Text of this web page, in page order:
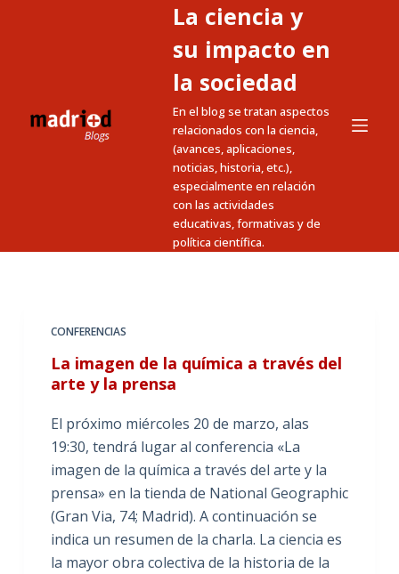
n
La ciencia y
su impacto en
la sociedad
En el blog se tratan aspectos
relacionados con la ciencia,
(avances, aplicaciones,
noticias, historia, etc.),
especialmente en relación
con las actividades
educativas, formativas y de
política científica.
CONFERENCIAS
La imagen de la química a través del
arte y la prensa
El próximo miércoles 20 de marzo, alas
19:30, tendrá lugar al conferencia «La
imagen de la química a través del arte y la
prensa» en la tienda de National Geographic
(Gran Via, 74; Madrid). A continuación se
indica un resumen de la charla. La ciencia es
la mayor obra colectiva de la historia de la